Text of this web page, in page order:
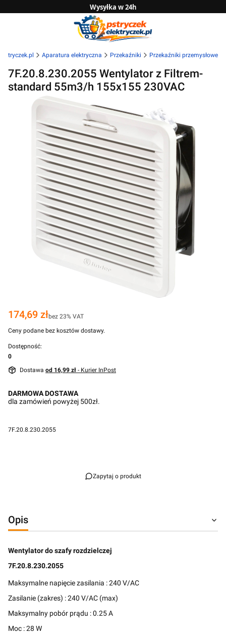
Wysyłka w 24h
Zwrot do 14 dni
Sprawdź naszą ofertę B2B
Aparatura elektryczna Przekaźniki Przekaźniki przemysłowe
7F.20.8.230.2055 Wentylator z Filtrem-
standard 55m3/h 155x155 230VAC
Cena
174,69 złbez 23% VAT
Ceny podane bez kosztów dostawy.
Dostępność:
0
Dostawa od 16,99 zł - Kurier InPost
DARMOWA DOSTAWA
dla zamówień powyżej 500zł.
7F.20.8.230.2055
Zapytaj o produkt
Opis
Wentylator do szafy rozdzielczej
7F.20.8.230.2055
Maksymalne napięcie zasilania :240 V/AC
Zasilanie (zakres) : 240 V/AC (max)
Maksymalny pobór prądu :0.25A
Moc :28 W